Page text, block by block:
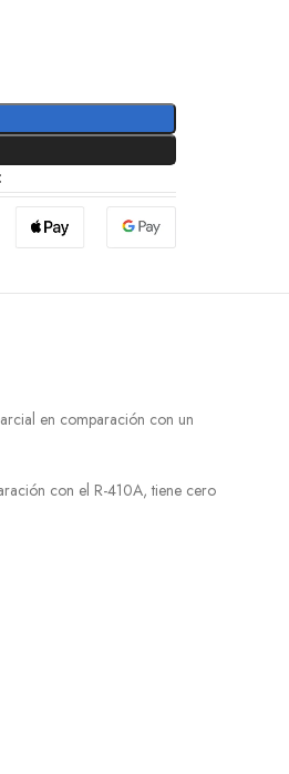
en comparación con un
con el R-410A, tiene cero